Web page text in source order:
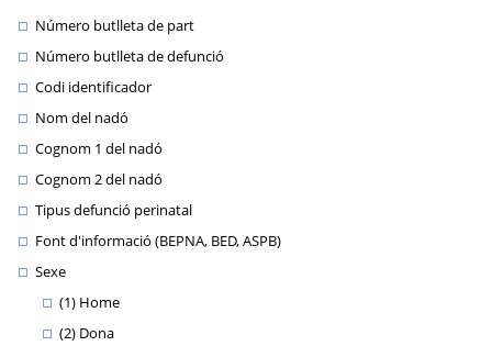
Número butlleta de part
Número butlleta de defunció
Codi identificador
Nom del nadó
Cognom 1 del nadó
Cognom 2 del nadó
Tipus defunció perinatal
Font d'informació (BEPNA, BED, ASPB)
Sexe
(1) Home
(2) Dona